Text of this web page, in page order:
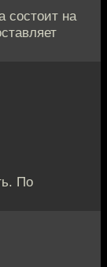
состоит на
По